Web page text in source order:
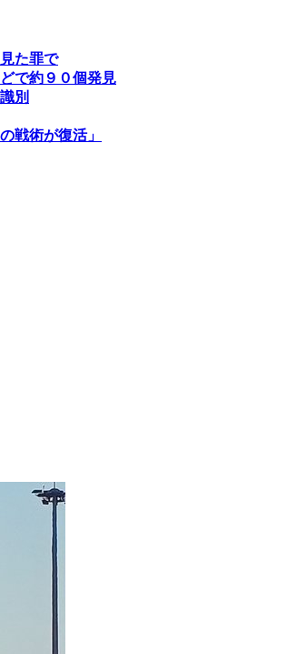
た罪で
で約９０個発見
別
戦術が復活」